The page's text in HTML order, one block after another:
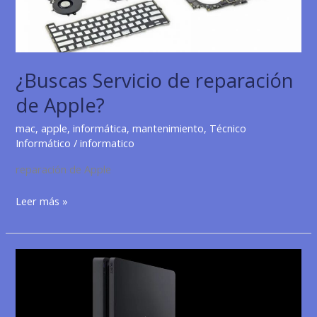
¿Buscas Servicio de reparación
de Apple?
mac,apple,informática,mantenimiento, Técnico
Informático /informatico
reparación de Apple
¿Buscas
de
reparación
Leer más »